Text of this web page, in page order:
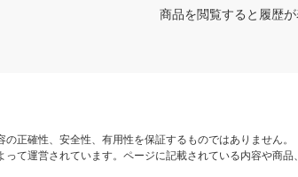
商品を閲覧すると履歴
正確性、安全性、有用性を保証するものではありません。
て運営されています。ページに記載されている内容や商